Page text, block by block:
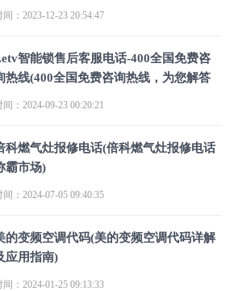
间：2023-12-23 20:54:47
智能锁售后客服电话-400全国免费咨
热线(400全国免费咨询热线，为您解答
间：2024-09-23 00:20:21
科燃气灶报修电话(倍科燃气灶报修电话
霸市场)
间：2024-07-05 09:40:35
的变频空调代码(美的变频空调代码详解
应用指南)
间：2024-01-25 09:13:33